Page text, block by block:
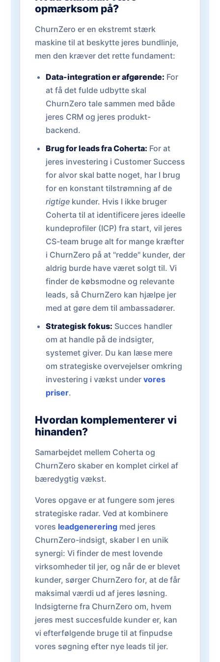
opmærksom på?
ChurnZero er en ekstremt stærk
maskine til at beskytte jeres bundlinje,
men den kræver det rette fundament:
Data-integration er afgørende: For
at få det fulde udbytte skal
ChurnZero tale sammen med både
jeres CRM og jeres produkt-
backend.
Brug for leads fra Coherta: For at
jeres investering i Customer Success
for alvor skal batte noget, har I brug
for en konstant tilstrømning af de
rigtigekunder. Hvis I ikke bruger
Coherta til at identificere jeres ideelle
kundeprofiler (ICP) fra start, vil jeres
CS-team bruge alt for mange kræfter
i ChurnZero på at "redde" kunder, der
aldrig burde have været solgt til. Vi
finder de købsmodne og relevante
leads, så ChurnZero kan hjælpe jer
med at gøre dem til ambassadører.
Strategisk fokus: Succes handler
om at handle på de indsigter,
systemet giver. Du kan læse mere
om strategiske overvejelser omkring
investering i vækst under vores
priser.
Hvordan komplementerer vi
hinanden?
Samarbejdet mellem Coherta og
ChurnZero skaber en komplet cirkel af
bæredygtig vækst.
Vores opgave er at fungere som jeres
strategiske radar. Ved at kombinere
vores leadgenerering med jeres
ChurnZero-indsigt, skaber I en unik
synergi: Vi finder de mest lovende
virksomheder til jer, og når de er blevet
kunder, sørger ChurnZero for, at de får
maksimal værdi ud af jeres løsning.
Indsigterne fra ChurnZero om, hvem
jeres mest succesfulde kunder er, kan
vi efterfølgende bruge til at finpudse
vores søgning efter nye leads til jer.